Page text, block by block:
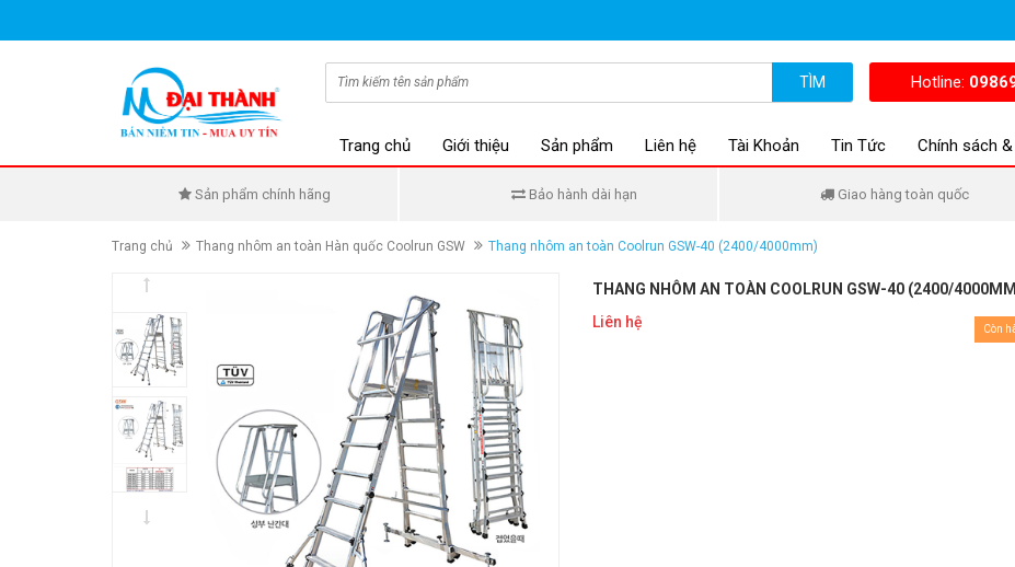
TÌM Hotline:
Trang chủ Giới thiệu Sản phẩm Liên hệ Tài Khoản Tin Tức Chính sách
Sản phẩm chính hãng Bảo hành dài hạn Giao hàng toàn quốc
Trang chủ Thang nhôm an toàn Hàn quốc Coolrun GSW Thang nhôm an toàn Coolrun GSW-40 (2400/4000mm)
THANG NHÔM AN TOÀN COOLRUN GSW-40 (2400/
Liên hệ
Còn